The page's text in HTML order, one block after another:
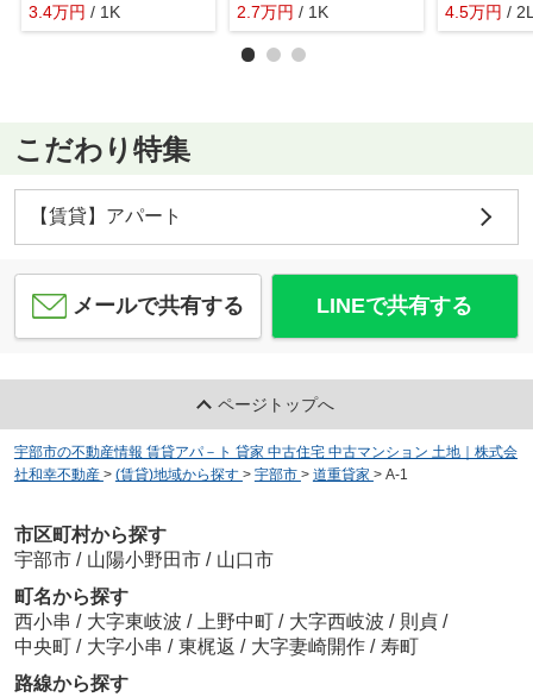
3.4万円 / 1K
2.7万円 / 1K
4.5万円 /
こだわり特集
【賃貸】アパート
メールで共有する LINEで共有する
ページトップへ
宇部市の不動産情報 賃貸アパ－ト 貸家 中古住宅 中古マンション 土地｜株式会
社和幸不動産 > (賃貸)地域から探す > 宇部市 > 道重貸家 > A-1
市区町村から探す
宇部市 / 山陽小野田市 / 山口市
町名から探す
西小串 / 大字東岐波 / 上野中町 / 大字西岐波 / 則貞 /
中央町 / 大字小串 / 東梶返 / 大字妻崎開作 / 寿町
路線から探す